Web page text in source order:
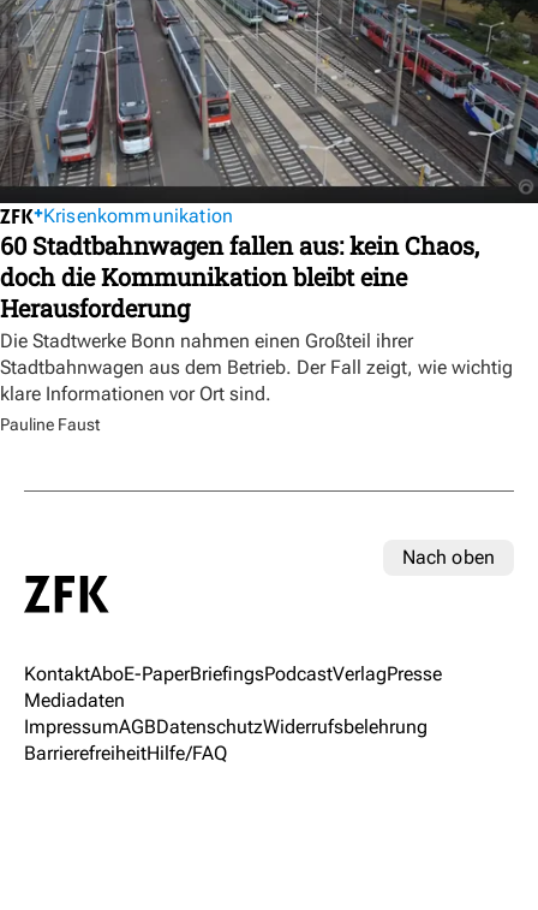
Krisenkommunikation
60 Stadtbahnwagen fallen aus: kein Chaos,
doch die Kommunikation bleibt eine
Herausforderung
Die Stadtwerke Bonn nahmen einen Großteil ihrer
Stadtbahnwagen aus dem Betrieb. Der Fall zeigt, wie wichtig
klare Informationen vor Ort sind.
Pauline Faust
Nach oben
KontaktAboE-PaperBriefingsPodcastVerlagPresse
Mediadaten
ImpressumAGBDatenschutzWiderrufsbelehrung
BarrierefreiheitHilfe/FAQ